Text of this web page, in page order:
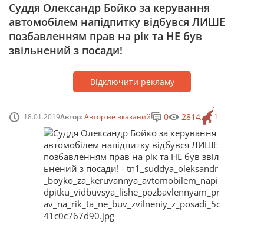
Суддя Олександр Бойко за керування
автомобілем напідпитку відбувся ЛИШЕ
позбавленням прав на рік та НЕ був
звільнений з посади!
Відключити рекламу
18.01.2019Автор:Автор не вказаний 1
0 2814